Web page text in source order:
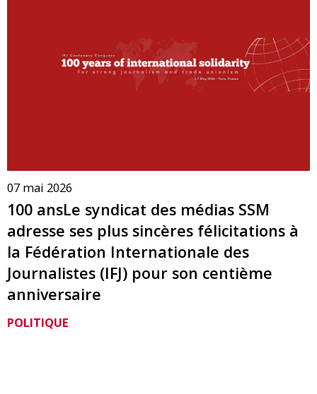
07 mai 2026
100 ansLe syndicat des médias SSM
adresse ses plus sincères félicitations à
la Fédération Internationale des
Journalistes (IFJ) pour son centième
anniversaire
POLITIQUE